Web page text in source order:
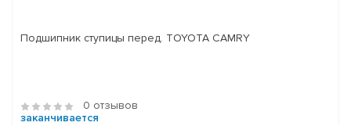
Подшипник ступицы перед. TOYOTA CAMRY
0 отзывов
заканчивается